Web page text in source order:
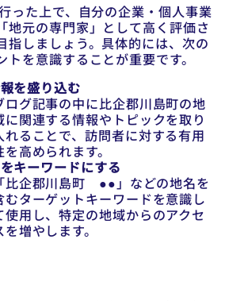
った上で、自分の企業・個人事業
地元の専門家」として高く評価さ
指しましょう。具体的には、次の
トを意識することが重要です。
を盛り込む
ログ記事の中に比企郡川島町の地
に関連する情報やトピックを取り
れることで、訪問者に対する有用
を高められます。
キーワードにする
「比企郡川島町 ●●」などの地名を
むターゲットキーワードを意識し
使用し、特定の地域からのアクセ
を増やします。